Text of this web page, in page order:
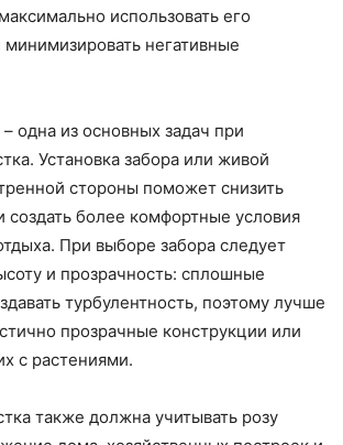
использовать его
негативные
одна из основных задач при
Установка забора или живой
стороны поможет снизить
создать более комфортные условия
При выборе забора следует
и прозрачность: сплошные
турбулентность, поэтому лучше
прозрачные конструкции или
с растениями.
также должна учитывать розу